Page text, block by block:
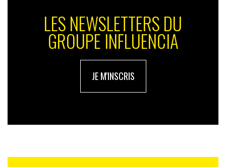
LES NEWSLETTERS DU
GROUPE INFLUENCIA
JE M'INSCRIS